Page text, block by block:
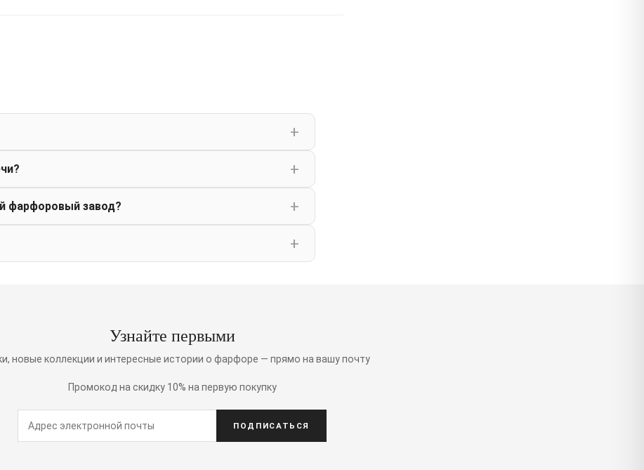
фарфоровый завод?
Узнайте первыми
новые коллекции и интересные истории о фарфоре — прямо на вашу почту
Промокод на скидку 10% на первую покупку
ПОДПИСАТЬСЯ